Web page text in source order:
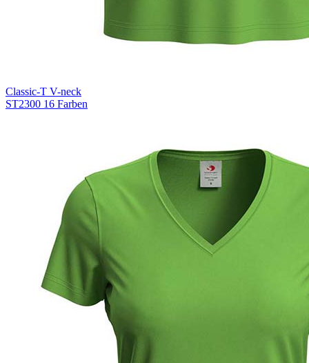
Classic-T V-neck
ST2300 16 Farben